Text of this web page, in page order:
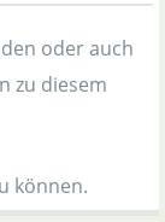
oder auch
zu diesem
können.